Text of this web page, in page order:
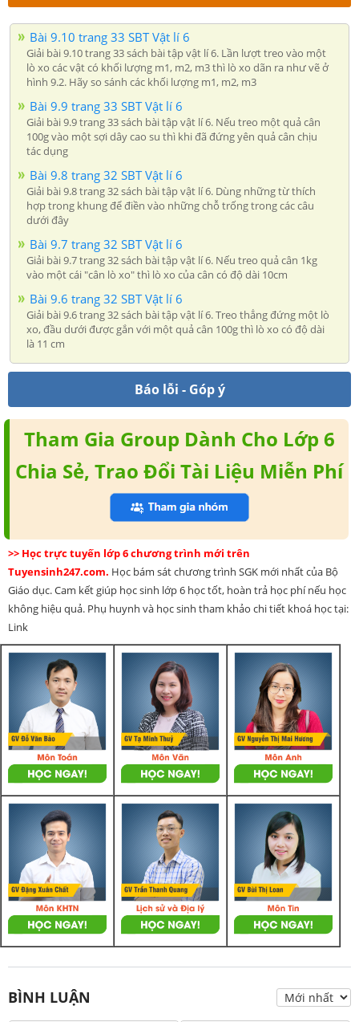
Bài 9.10 trang 33 SBT Vật lí 6
Giải bài 9.10 trang 33 sách bài tập vật lí 6. Lần lượt treo vào một
lò xo các vật có khối lượng m1, m2, m3 thì lò xo dãn ra như vẽ ở
hình 9.2. Hãy so sánh các khối lượng m1, m2, m3
Bài 9.9 trang 33 SBT Vật lí 6
Giải bài 9.9 trang 33 sách bài tập vật lí 6. Nếu treo một quả cân
100g vào một sợi dây cao su thì khi đã đứng yên quả cân chịu
tác dụng
Bài 9.8 trang 32 SBT Vật lí 6
Giải bài 9.8 trang 32 sách bài tập vật lí 6. Dùng những từ thích
hợp trong khung để điền vào những chỗ trống trong các câu
dưới đây
Bài 9.7 trang 32 SBT Vật lí 6
Giải bài 9.7 trang 32 sách bài tập vật lí 6. Nếu treo quả cân 1kg
vào một cái "cân lò xo" thì lò xo của cân có độ dài 10cm
Bài 9.6 trang 32 SBT Vật lí 6
Giải bài 9.6 trang 32 sách bài tập vật lí 6. Treo thẳng đứng một lò
xo, đầu dưới được gắn với một quả cân 100g thì lò xo có độ dài
là 11 cm
Báo lỗi - Góp ý
Tham Gia Group Dành Cho Lớp 6
Chia Sẻ, Trao Đổi Tài Liệu Miễn Phí
>> Học trực tuyến lớp 6 chương trình mới trên
Tuyensinh247.com. Học bám sát chương trình SGK mới nhất của Bộ
Giáo dục. Cam kết giúp học sinh lớp 6 học tốt, hoàn trả học phí nếu học
không hiệu quả. Phụ huynh và học sinh tham khảo chi tiết khoá học tại:
Link
BÌNH LUẬN